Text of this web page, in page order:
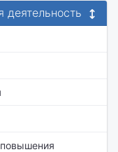
деятельность